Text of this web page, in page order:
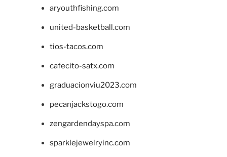
aryouthfishing.com
united-basketball.com
tios-tacos.com
cafecito-satx.com
graduacionviu2023.com
pecanjackstogo.com
zengardendayspa.com
sparklejewelryinc.com